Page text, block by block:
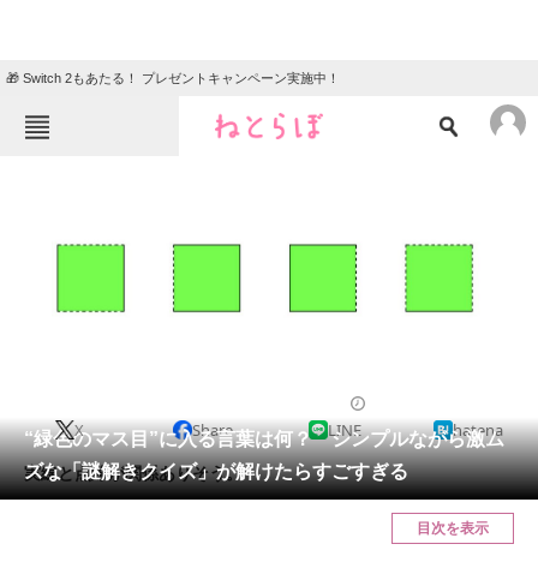
🎁 Switch 2もあたる！ プレゼントキャンペーン実施中！
エンタメ クイズ
会員記事
メディア
“緑色のマス目”に入る言葉は何？ シンプルながら激ム
ズな「謎解きクイズ」が解けたらすごすぎる
X Share LINE hatena
実線と点線が関係ありそう。
目次を表示